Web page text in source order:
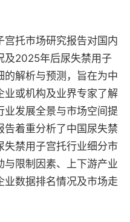
宫托市场研究报告对国内
及2025年后尿失禁用子
的解析与预测，旨在为中
业或机构及业界专家了解
发展全景与市场空间提
着重分析了中国尿失禁
失禁用子宫托行业细分市
限制因素、上下游产业
数据排名情况及市场走